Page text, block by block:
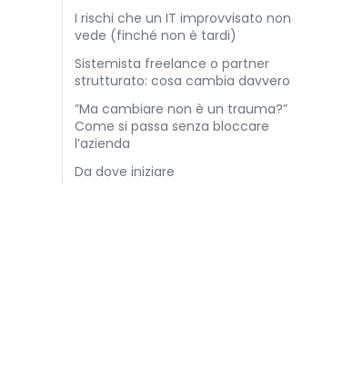
I rischi che un IT improvvisato non
vede (finché non è tardi)
Sistemista freelance o partner
strutturato: cosa cambia davvero
”Ma cambiare non è un trauma?”
Come si passa senza bloccare
l’azienda
Da dove iniziare